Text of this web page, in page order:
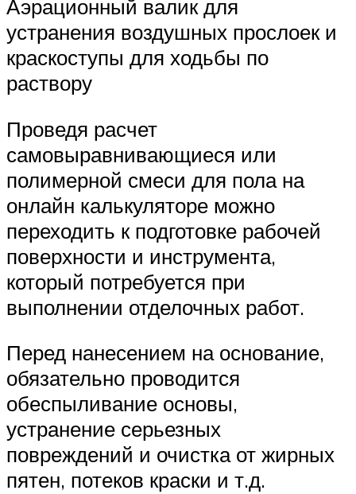
Аэрационный валик для
устранения воздушных прослоек и
краскоступы для ходьбы по
раствору
Проведя расчет
самовыравнивающиеся или
полимерной смеси для пола на
онлайн калькуляторе можно
переходить к подготовке рабочей
поверхности и инструмента,
который потребуется при
выполнении отделочных работ.
Перед нанесением на основание,
обязательно проводится
обеспыливание основы,
устранение серьезных
повреждений и очистка от жирных
пятен, потеков краски и т.д.